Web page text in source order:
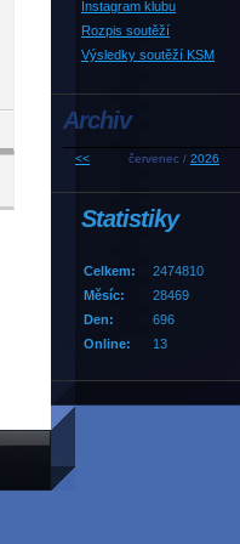
Instagram klubu
Rozpis soutěží
Výsledky soutěží KSM
Archiv
<< červenec / 2026
Statistiky
Online: 13
Celkem:
2474810
Měsíc:
28469
Den:
696